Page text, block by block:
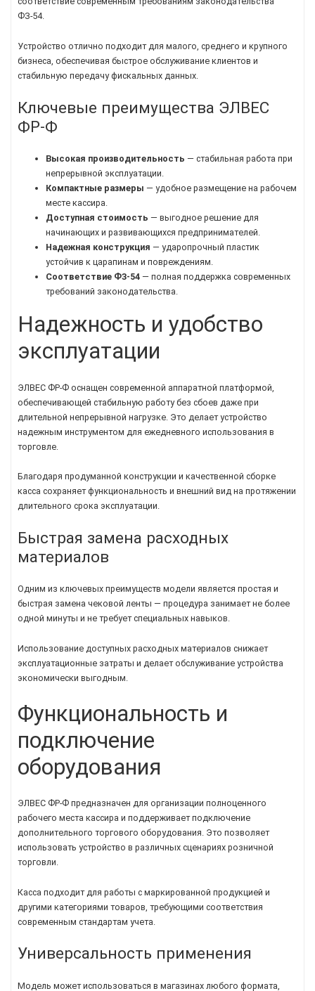
ФЗ-54.
Устройство отлично подходит для малого, среднего и крупного
бизнеса, обеспечивая быстрое обслуживание клиентов и
стабильную передачу фискальных данных.
Ключевые преимущества ЭЛВЕС
ФР-Ф
Высокая производительность — стабильная работа при
непрерывной эксплуатации.
Компактные размеры — удобное размещение на рабочем
месте кассира.
Доступная стоимость — выгодное решение для
начинающих и развивающихся предпринимателей.
Надежная конструкция — ударопрочный пластик
устойчив к царапинам и повреждениям.
Соответствие ФЗ-54 — полная поддержка современных
требований законодательства.
Надежность и удобство
эксплуатации
ЭЛВЕС ФР-Ф оснащен современной аппаратной платформой,
обеспечивающей стабильную работу без сбоев даже при
длительной непрерывной нагрузке. Это делает устройство
надежным инструментом для ежедневного использования в
торговле.
Благодаря продуманной конструкции и качественной сборке
касса сохраняет функциональность и внешний вид на протяжении
длительного срока эксплуатации.
Быстрая замена расходных
материалов
Одним из ключевых преимуществ модели является простая и
быстрая замена чековой ленты — процедура занимает не более
одной минуты и не требует специальных навыков.
Использование доступных расходных материалов снижает
эксплуатационные затраты и делает обслуживание устройства
экономически выгодным.
Функциональность и
подключение
оборудования
ЭЛВЕС ФР-Ф предназначен для организации полноценного
рабочего места кассира и поддерживает подключение
дополнительного торгового оборудования. Это позволяет
использовать устройство в различных сценариях розничной
торговли.
Касса подходит для работы с маркированной продукцией и
другими категориями товаров, требующими соответствия
современным стандартам учета.
Универсальность применения
Модель может использоваться в магазинах любого формата,